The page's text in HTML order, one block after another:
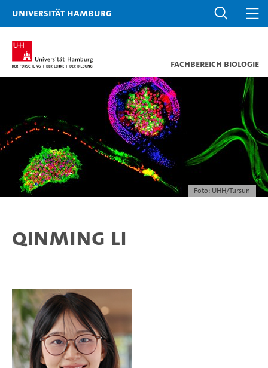
Universität Hamburg
Fachbereich Biologie
Foto: UHH/Tursun
Qinming Li